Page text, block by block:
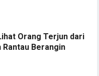
Orang Terjun dari
Berangin